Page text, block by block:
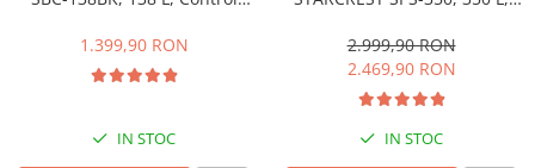
Plite standard
Vitrine frigorifice
cm, Negru
1.399,90 RON
IN STOC
LED, H 194.5 cm, Negru
2.999,90 RON
2.469,90 RON
IN STOC